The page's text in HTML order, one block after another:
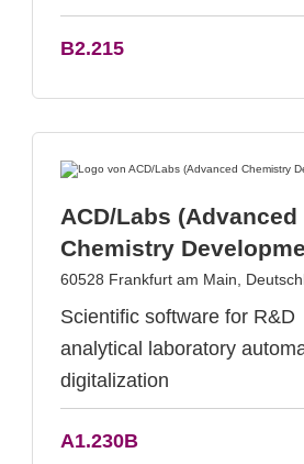
B2.215
ACD/Labs (Advanced
Chemistry
60528 Frankfurt am Main,
Scientific software for R&D
analytical laboratory
digitalization
A1.230B